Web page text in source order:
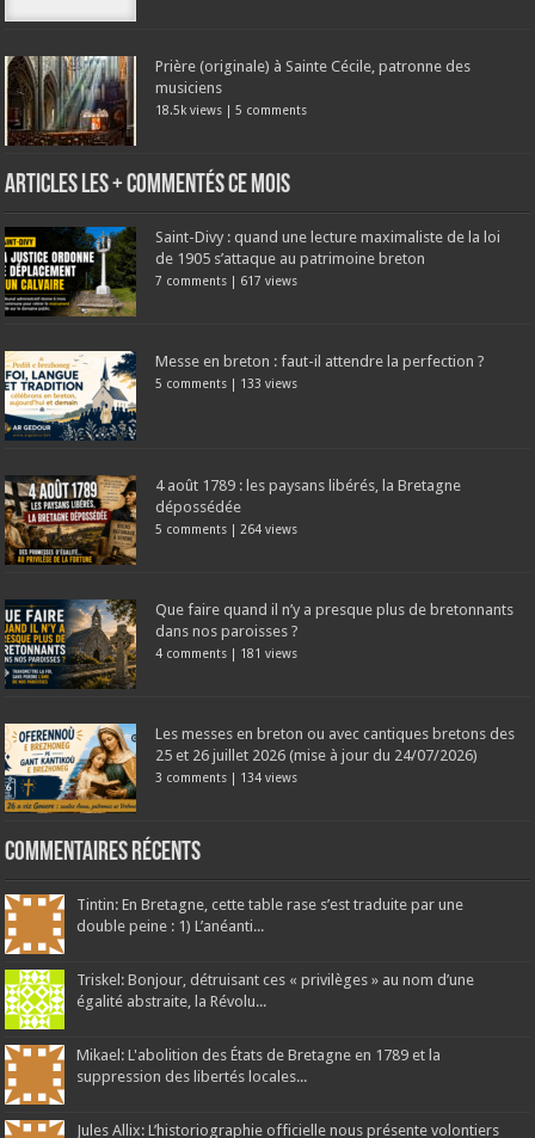
Prière (originale) à Sainte Cécile, patronne des
musiciens
18.5k views |5 comments
Articles les + commentés ce mois
Saint-Divy : quand une lecture maximaliste de la loi
de 1905 s’attaque au patrimoine breton
7 comments | 617 views
Messe en breton : faut-il attendre la perfection ?
5 comments | 133 views
4 août 1789 : les paysans libérés, la Bretagne
dépossédée
5 comments | 264 views
Que faire quand il n’y a presque plus de bretonnants
dans nos paroisses ?
4 comments | 181 views
Les messes en breton ou avec cantiques bretons des
25 et 26 juillet 2026 (mise à jour du 24/07/2026)
3 comments | 134 views
Commentaires récents
Tintin: En Bretagne, cette table rase s’est traduite par une
double peine : 1) L’anéanti...
Triskel: Bonjour, détruisant ces « privilèges » au nom d’une
égalité abstraite, la Révolu...
Mikael: L'abolition des États de Bretagne en 1789 et la
suppression des libertés locales...
Jules Allix: L’historiographie officielle nous présente volontiers